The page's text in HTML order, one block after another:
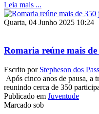
Leia mais ...
Quarta, 04 Junho 2025 10:24
Romaria reúne mais
Escrito por Stepheson dos
Após cinco anos de pausa, a
reunindo cerca de 350
Publicado em Juventude
Marcado sob